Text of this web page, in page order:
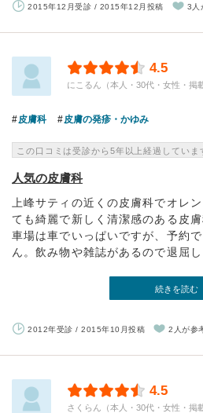
2015年12月受診 / 2015年12月投稿 3人
4.5
にこるん（本人・30代・女性・掲
皮膚科 皮膚の発疹・かゆみ
この口コミは受診から5年以上経過していま
人気の皮膚科
上峰サティの近くの皮膚科でオレ
ても綺麗で新しく清潔感のある皮
車場は車でいっぱいですが、予約
ん。飲み物や雑誌があるので退屈し
続きを読む
2012年受診 / 2015年10月投稿 2人が参
4.5
さくらん（本人・30代・女性・掲